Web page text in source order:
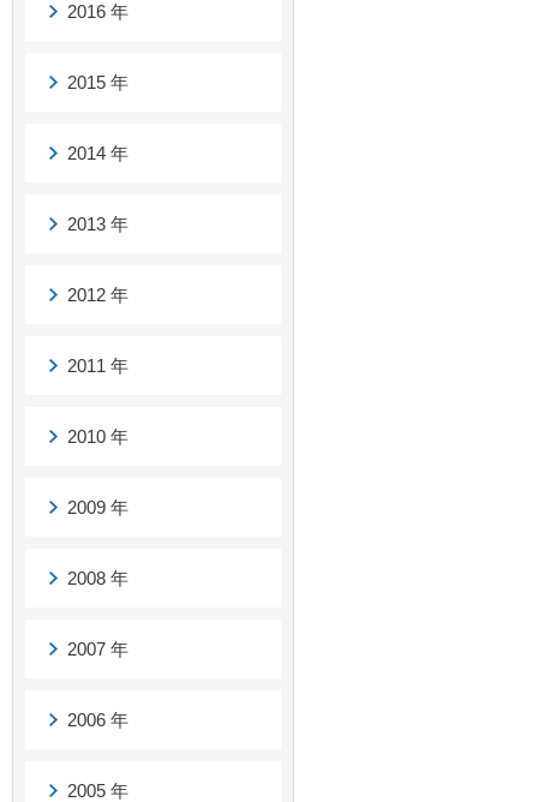
2016 年
2015 年
2014 年
2013 年
2012 年
2011 年
2010 年
2009 年
2008 年
2007 年
2006 年
2005 年